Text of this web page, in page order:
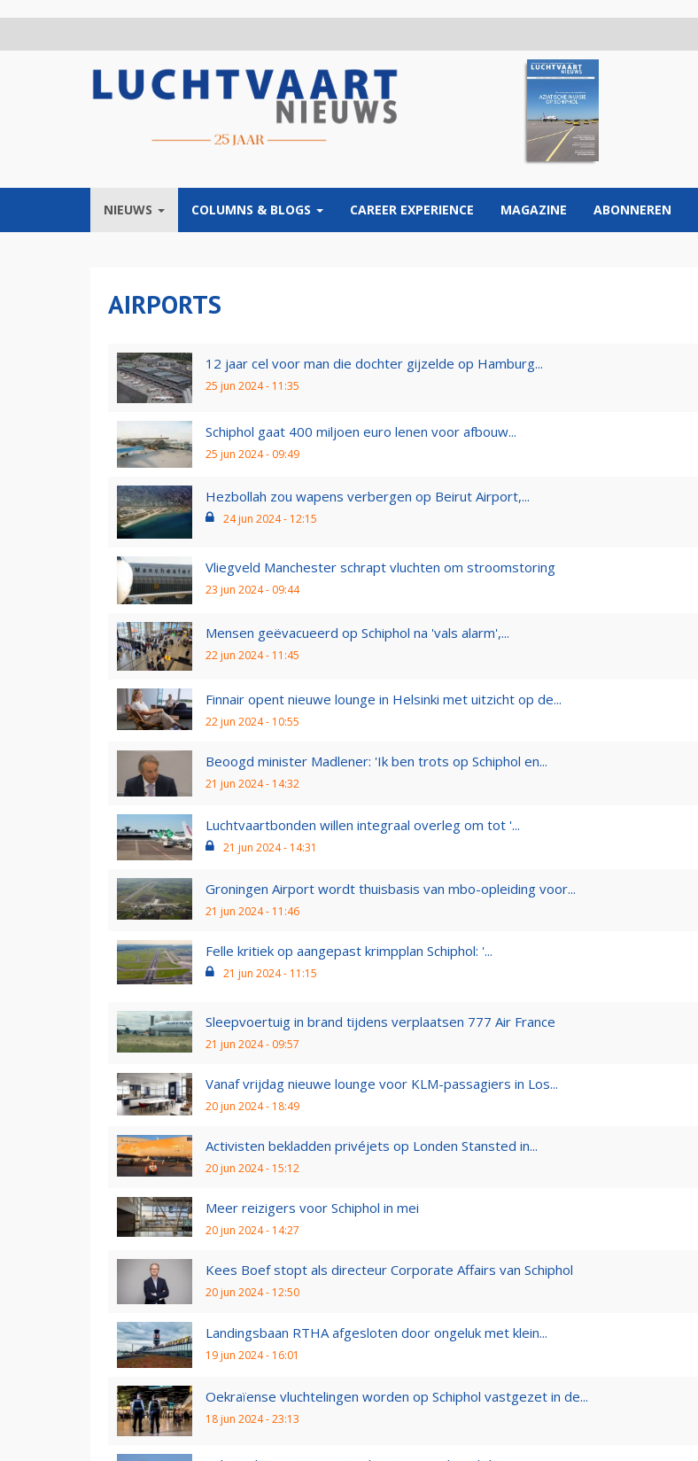
NIEUWS COLUMNS & BLOGS CAREER EXPERIENCE MAGAZINE ABONNEREN
AIRPORTS
12 jaar cel voor man die dochter gijzelde op Hamburg...
25 jun 2024 - 11:35
Schiphol gaat 400 miljoen euro lenen voor afbouw...
25 jun 2024 - 09:49
Hezbollah zou wapens verbergen op Beirut Airport,...
24 jun 2024 - 12:15
Vliegveld Manchester schrapt vluchten om stroomstoring
23 jun 2024 - 09:44
Mensen geëvacueerd op Schiphol na 'vals alarm',...
22 jun 2024 - 11:45
Finnair opent nieuwe lounge in Helsinki met uitzicht op de...
22 jun 2024 - 10:55
Beoogd minister Madlener: 'Ik ben trots op Schiphol en...
21 jun 2024 - 14:32
Luchtvaartbonden willen integraal overleg om tot '...
21 jun 2024 - 14:31
Groningen Airport wordt thuisbasis van mbo-opleiding voor...
21 jun 2024 - 11:46
Felle kritiek op aangepast krimpplan Schiphol: '...
21 jun 2024 - 11:15
Sleepvoertuig in brand tijdens verplaatsen 777 Air France
21 jun 2024 - 09:57
Vanaf vrijdag nieuwe lounge voor KLM-passagiers in Los...
20 jun 2024 - 18:49
Activisten bekladden privéjets op Londen Stansted in...
20 jun 2024 - 15:12
Meer reizigers voor Schiphol in mei
20 jun 2024 - 14:27
Kees Boef stopt als directeur Corporate Affairs van Schiphol
20 jun 2024 - 12:50
Landingsbaan RTHA afgesloten door ongeluk met klein...
19 jun 2024 - 16:01
Oekraïense vluchtelingen worden op Schiphol vastgezet in de...
18 jun 2024 - 23:13